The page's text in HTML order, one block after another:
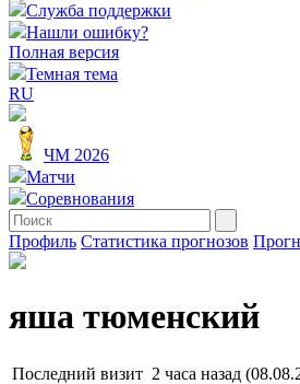
Служба поддержки
Нашли ошибку?
Полная версия
Темная тема
RU
ЧМ 2026
Матчи
Соревнования
Профиль Статистика прогнозов
яша тюменский
Последний визит 2 часа назад